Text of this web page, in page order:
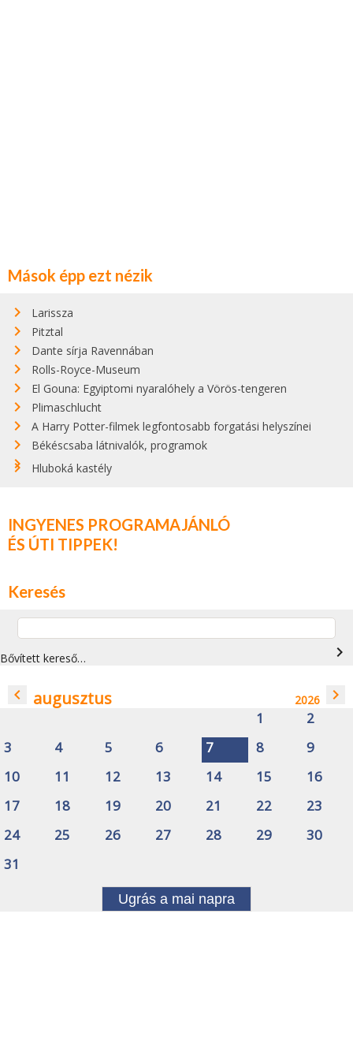
Mások épp ezt nézik
Larissza
Pitztal
Dante sírja Ravennában
Rolls-Royce-Museum
El Gouna: Egyiptomi nyaralóhely a Vörös-tengeren
Plimaschlucht
A Harry Potter-filmek legfontosabb forgatási helyszínei
Békéscsaba látnivalók, programok
Hluboká kastély
INGYENES PROGRAMAJÁNLÓ
ÉS ÚTI TIPPEK!
Keresés
Bővített kereső… navigate_next
navigate_before augusztus 2026 navigate_next
1
2
3
4 5 6 7 8
9
10
11 12 13 14 15
16
17
18 19 20 21 22
23
24
25 26 27 28 29
30
31
Ugrás a mai napra